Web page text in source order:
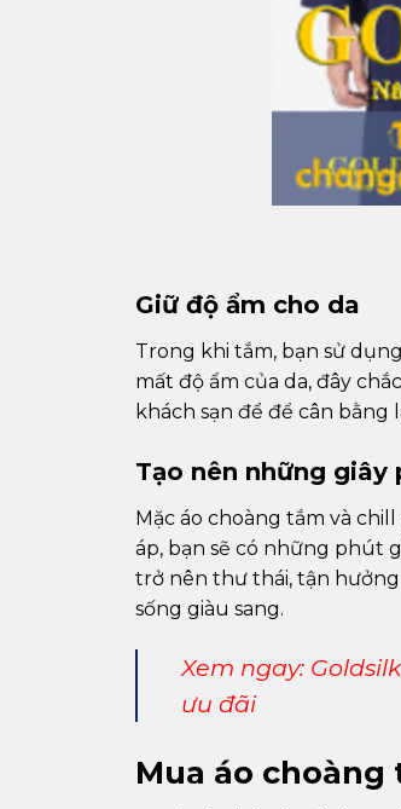
Giữ độ ẩm cho da
Trong khi tắm, bạn sử
mất độ ẩm của da, đây
khách sạn để để cân bằng
Tạo nên những
Mặc áo choàng tắm và
áp, bạn sẽ có những phút
trở nên thư thái, tận
sống giàu sang.
Xem ngay:
ưu đãi
Mua áo